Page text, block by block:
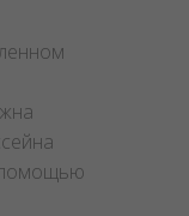
помощью